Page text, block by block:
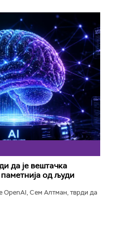
да је вештачка
од људи
OpenAI, Сем Алтман, тврди да